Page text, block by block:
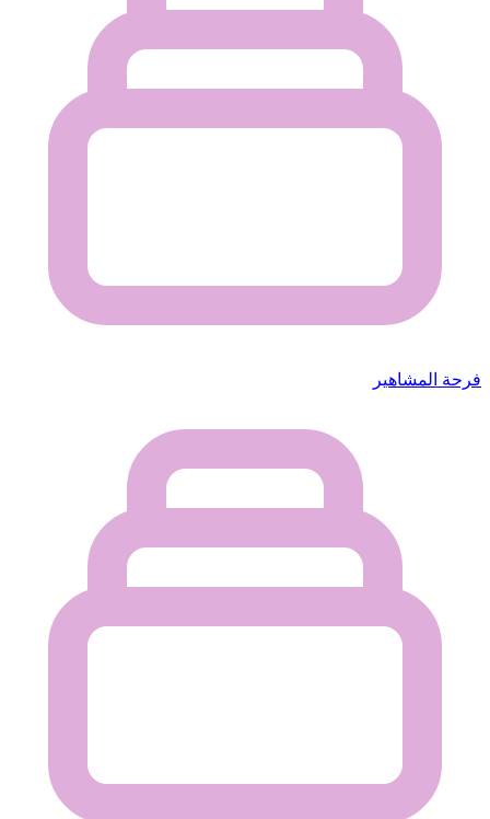
فرحة المشاهير